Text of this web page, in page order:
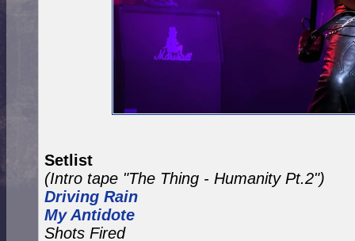
Setlist
(Intro tape "The Thing - Humanity Pt.2")
Driving Rain
My Antidote
Shots Fired